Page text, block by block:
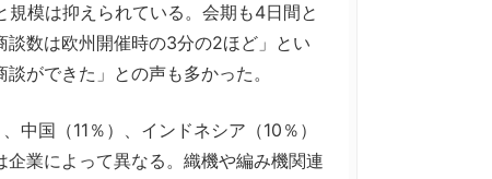
模は抑えられている。会期も4日間と
数は欧州開催時の3分の2ほど」とい
ができた」との声も多かった。
国（11％）、インドネシア（10％）
業によって異なる。織機や編み機関連